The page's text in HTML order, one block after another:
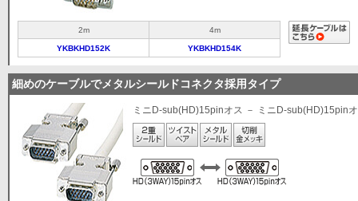
2m 4m
YKBKHD152K YKBKHD154K
細めのケーブルでメタルシールドコネクタ採用タイプ
ミニD-sub(HD)15pinオス － ミニD-sub(HD)15pin